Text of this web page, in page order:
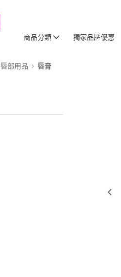
商品分類 獨家品牌優惠
唇部用品 唇膏